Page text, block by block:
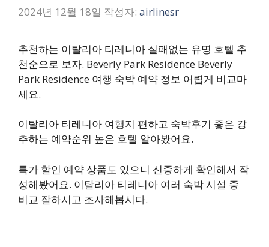
2024년 12월 18일 작성자: airlinesr
추천하는 이탈리아 티레니아 실패없는 유명 호텔 추
천순으로 보자. Beverly Park Residence Beverly
Park Residence 여행 숙박 예약 정보 어렵게 비교마
세요.
이탈리아 티레니아 여행지 편하고 숙박후기 좋은 강
추하는 예약순위 높은 호텔 알아봤어요.
특가 할인 예약 상품도 있으니 신중하게 확인해서 작
성해봤어요. 이탈리아 티레니아 여러 숙박 시설 중
비교 잘하시고 조사해봅시다.